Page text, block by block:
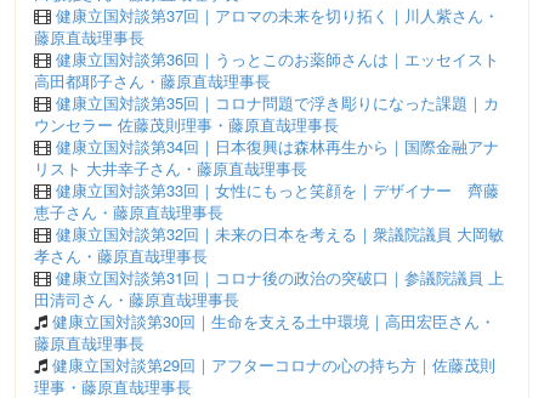
健康立国対談第37回｜アロマの未来を切り拓く｜川人紫さん・
藤原直哉理事長
健康立国対談第36回｜うっとこのお薬師さんは｜エッセイスト
高田都耶子さん・藤原直哉理事長
健康立国対談第35回｜コロナ問題で浮き彫りになった課題｜カ
ウンセラー 佐藤茂則理事・藤原直哉理事長
健康立国対談第34回｜日本復興は森林再生から｜国際金融アナ
リスト 大井幸子さん・藤原直哉理事長
健康立国対談第33回｜女性にもっと笑顔を｜デザイナー 齊藤
恵子さん・藤原直哉理事長
健康立国対談第32回｜未来の日本を考える｜衆議院議員 大岡敏
孝さん・藤原直哉理事長
健康立国対談第31回｜コロナ後の政治の突破口｜参議院議員 上
田清司さん・藤原直哉理事長
健康立国対談第30回｜生命を支える土中環境｜高田宏臣さん・
藤原直哉理事長
健康立国対談第29回｜アフターコロナの心の持ち方｜佐藤茂則
理事・藤原直哉理事長